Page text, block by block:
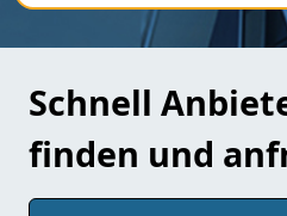
Schnell
finden und